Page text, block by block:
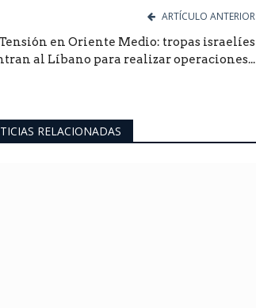
ARTÍCULO ANTERIOR
en Oriente Medio: tropas israelíes
al Líbano para realizar operaciones...
RELACIONADAS